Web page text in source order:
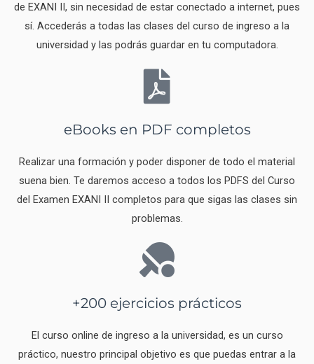
de EXANI II, sin necesidad de estar conectado a internet, pues
sí. Accederás a todas las clases del curso de ingreso a la
universidad y las podrás guardar en tu computadora.
eBooks en PDF completos
Realizar una formación y poder disponer de todo el material
suena bien. Te daremos acceso a todos los PDFS del Curso
del Examen EXANI II completos para que sigas las clases sin
problemas.
+200 ejercicios prácticos
El curso online de ingreso a la universidad, es un curso
práctico, nuestro principal objetivo es que puedas entrar a la